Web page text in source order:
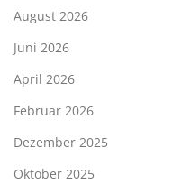
August 2026
Juni 2026
April 2026
Februar 2026
Dezember 2025
Oktober 2025